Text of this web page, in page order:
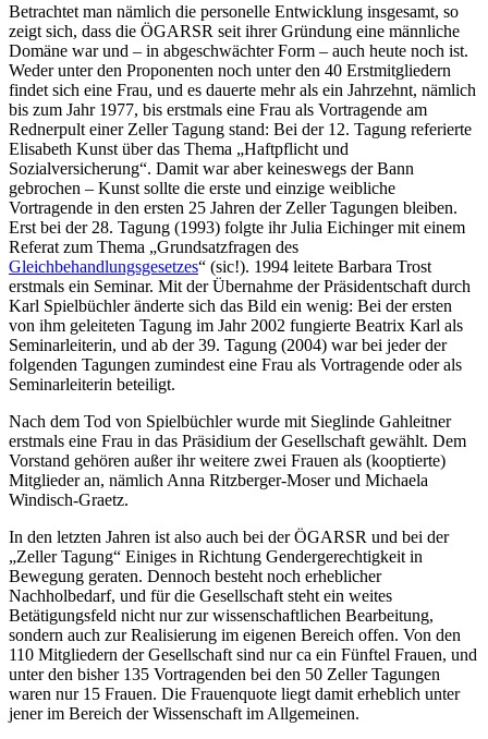
Betrachtet man nämlich die personelle Entwicklung insgesamt, so
zeigt sich, dass die ÖGARSR seit ihrer Gründung eine männliche
Domäne war und – in abgeschwächter Form – auch heute noch ist.
Weder unter den Proponenten noch unter den 40 Erstmitgliedern
findet sich eine Frau, und es dauerte mehr als ein Jahrzehnt, nämlich
bis zum Jahr 1977, bis erstmals eine Frau als Vortragende am
Rednerpult einer Zeller Tagung stand: Bei der 12. Tagung referierte
Elisabeth Kunst über das Thema „Haftpflicht und
Sozialversicherung“. Damit war aber keineswegs der Bann
gebrochen – Kunst sollte die erste und einzige weibliche
Vortragende in den ersten 25 Jahren der Zeller Tagungen bleiben.
Erst bei der 28. Tagung (1993) folgte ihrJulia Eichingermit einem
Referat zum Thema „Grundsatzfragen des
Gleichbehandlungsgesetzes“ (sic!). 1994 leitete Barbara Trost
erstmals ein Seminar. Mit der Übernahme der Präsidentschaft durch
Karl Spielbüchleränderte sich das Bild ein wenig: Bei der ersten
von ihm geleiteten Tagung im Jahr 2002 fungierte Beatrix Karl als
Seminarleiterin, und ab der 39. Tagung (2004) war bei jeder der
folgenden Tagungen zumindest eine Frau als Vortragende oder als
Seminarleiterin beteiligt.
Nach dem Tod von Spielbüchlerwurde mit Sieglinde Gahleitner
erstmals eine Frau in das Präsidium der Gesellschaft gewählt. Dem
Vorstand gehören außer ihr weitere zwei Frauen als (kooptierte)
Mitglieder an, nämlich Anna Ritzberger-Moserund Michaela
Windisch-Graetz.
In den letzten Jahren ist also auch bei der ÖGARSR und bei der
„Zeller Tagung“ Einiges in Richtung Gendergerechtigkeit in
Bewegung geraten. Dennoch besteht noch erheblicher
Nachholbedarf, und für die Gesellschaft steht ein weites
Betätigungsfeld nicht nur zur wissenschaftlichen Bearbeitung,
sondern auch zur Realisierung im eigenen Bereich offen. Von den
110 Mitgliedern der Gesellschaft sind nur ca ein Fünftel Frauen, und
unter den bisher 135 Vortragenden bei den 50 Zeller Tagungen
waren nur 15 Frauen. Die Frauenquote liegt damit erheblich unter
jener im Bereich der Wissenschaft im Allgemeinen.